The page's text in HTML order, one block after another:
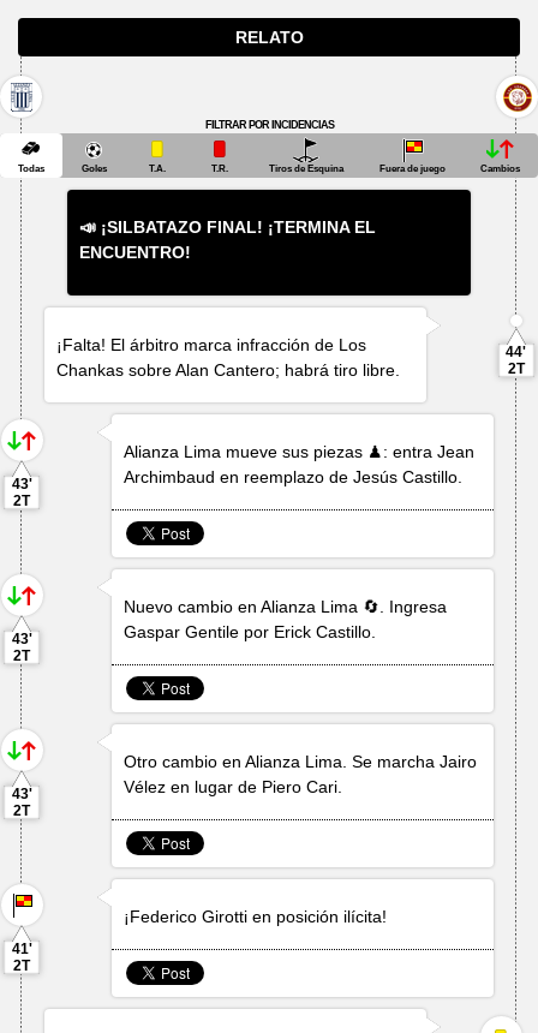
RELATO
FILTRAR POR INCIDENCIAS
Todas Goles T.A. T.R. Tiros de Esquina Fuera de juego Cambios
📣 ¡SILBATAZO FINAL! ¡TERMINA EL
ENCUENTRO!
¡Falta! El árbitro marca infracción de Los
Chankas sobreAlan Cantero; habrá tiro libre.
44'
2T
43'
2T
Alianza Lima mueve sus piezas ♟: entraJean
Archimbaud en reemplazo deJesús Castillo
43'
2T
Nuevo cambio en Alianza Lima 🔄. Ingresa
Gaspar Gentile por Erick Castillo
43'
2T
Otro cambio en Alianza Lima. Se marchaJairo
Vélez en lugar de Piero Cari
41'
2T
¡Federico Girotti en posición ilícita!